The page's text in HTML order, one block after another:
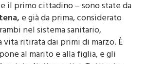
e già da prima, considerato
nel sistema sanitario,
ritirata dai primi di marzo. È
al marito e alla figlia, e gli
risultati negativi. Tutti e tre